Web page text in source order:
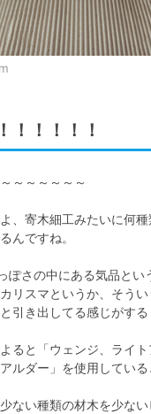
！！！！！
～～～～～～
、寄木細工みたいに何
んですね。
ぽさの中にある気品とい
リスマというか、そう
引き出してる感じがす
ると「ウェンジ、ライ
ルダー」を使用している
ない種類の材木を少な